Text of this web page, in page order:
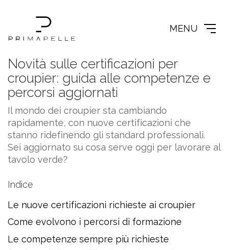
MENU
Novità sulle certificazioni per
croupier: guida alle competenze e
percorsi aggiornati
Il mondo dei croupier sta cambiando
rapidamente, con nuove certificazioni che
stanno ridefinendo gli standard professionali.
Sei aggiornato su cosa serve oggi per lavorare al
tavolo verde?
Indice
Le nuove certificazioni richieste ai croupier
Come evolvono i percorsi di formazione
Le competenze sempre più richieste